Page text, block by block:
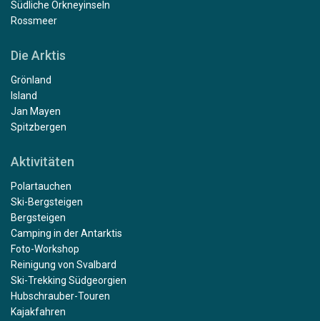
Südliche Orkneyinseln
Rossmeer
Die Arktis
Grönland
Island
Jan Mayen
Spitzbergen
Aktivitäten
Polartauchen
Ski-Bergsteigen
Bergsteigen
Camping in der Antarktis
Foto-Workshop
Reinigung von Svalbard
Ski-Trekking Südgeorgien
Hubschrauber-Touren
Kajakfahren